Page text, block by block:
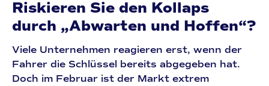
Riskieren Sie den Kollaps
durch „Abwarten und Hoffen“?
Viele Unternehmen reagieren erst, wenn der
Fahrer die Schlüssel bereits abgegeben hat.
Doch im Februar ist der Markt extrem